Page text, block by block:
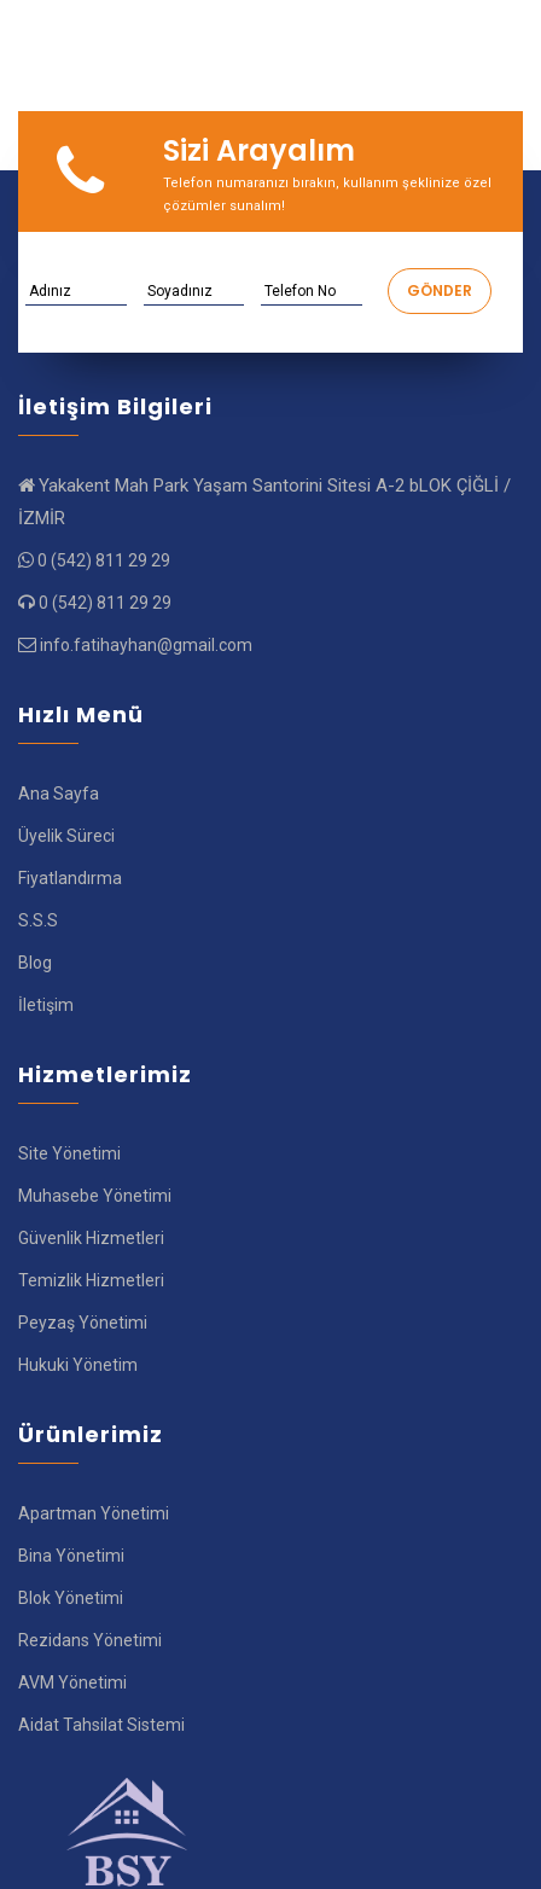
Sizi Arayalım
Telefon numaranızı bırakın, kullanım şeklinize özel
çözümler sunalım!
İletişim Bilgileri
Yakakent Mah Park Yaşam Santorini Sitesi A-2 bLOK ÇİĞLİ /
İZMİR
0 (542) 811 29 29
0 (542) 811 29 29
info.fatihayhan@gmail.com
Hızlı Menü
Ana Sayfa
Üyelik Süreci
Fiyatlandırma
S.S.S
Blog
İletişim
Hizmetlerimiz
Site Yönetimi
Muhasebe Yönetimi
Güvenlik Hizmetleri
Temizlik Hizmetleri
Peyzaş Yönetimi
Hukuki Yönetim
Ürünlerimiz
Apartman Yönetimi
Bina Yönetimi
Blok Yönetimi
Rezidans Yönetimi
AVM Yönetimi
Aidat Tahsilat Sistemi